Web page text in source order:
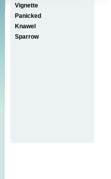
Vignette
Panicked
Knawel
Sparrow